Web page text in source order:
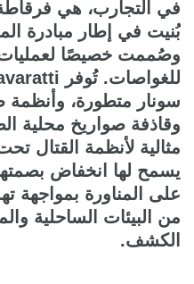
وصُممت خصيصًا
سونار متطورة، وأنظمة
مثالية لأنظمة القتال
يسمح لها انخفاض بصمتها
على المناورة بمواجهة
من البيئات الساحلية
الكشف.